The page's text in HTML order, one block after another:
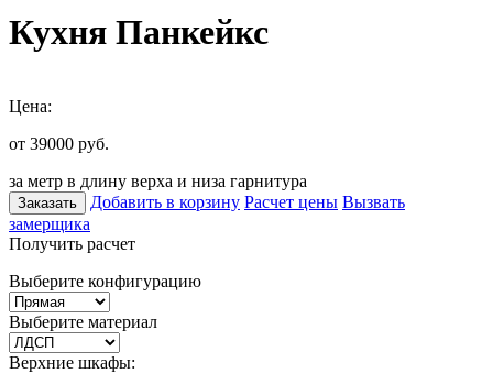
Кухня Панкейкс
Цена:
от 39000 руб.
за метр в длину верха и низа гарнитура
Заказать Добавить в корзину Расчет цены Вызвать
замерщика
Получить расчет
Выберите конфигурацию
Выберите материал
Верхние шкафы: